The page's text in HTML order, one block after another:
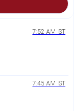
7:52 AM IST
7:45 AM IST